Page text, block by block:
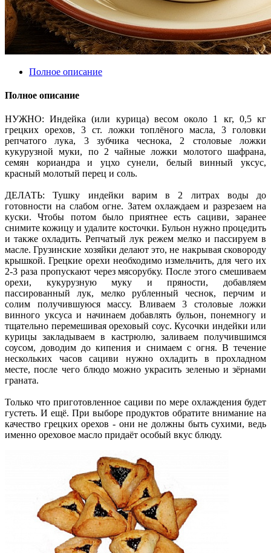
Полное описание
Полное описание
НУЖНО: Индейка (или курица) весом около 1 кг, 0,5 кг
грецких орехов, 3 ст. ложки топлёного масла, 3 головки
репчатого лука, 3 зубчика чеснока, 2 столовые ложки
кукурузной муки, по 2 чайные ложки молотого шафрана,
семян кориандра и уцхо сунели, белый винный уксус,
красный молотый перец и соль.
ДЕЛАТЬ: Тушку индейки варим в 2 литрах воды до
готовности на слабом огне. Затем охлаждаем и разрезаем на
куски. Чтобы потом было приятнее есть сациви, заранее
снимите кожицу и удалите косточки. Бульон нужно процедить
и также охладить. Репчатый лук режем мелко и пассируем в
масле. Грузинские хозяйки делают это, не накрывая сковороду
крышкой. Грецкие орехи необходимо измельчить, для чего их
2-3 раза пропускают через мясорубку. После этого смешиваем
орехи, кукурузную муку и пряности, добавляем
пассированный лук, мелко рубленный чеснок, перчим и
солим получившуюся массу. Вливаем 3 столовые ложки
винного уксуса и начинаем добавлять бульон, понемногу и
тщательно перемешивая ореховый соус. Кусочки индейки или
курицы закладываем в кастрюлю, заливаем получившимся
соусом, доводим до кипения и снимаем с огня. В течение
нескольких часов сациви нужно охладить в прохладном
месте, после чего блюдо можно украсить зеленью и зёрнами
граната.
Только что приготовленное сациви по мере охлаждения будет
густеть. И ещё. При выборе продуктов обратите внимание на
качество грецких орехов - они не должны быть сухими, ведь
именно ореховое масло придаёт особый вкус блюду.